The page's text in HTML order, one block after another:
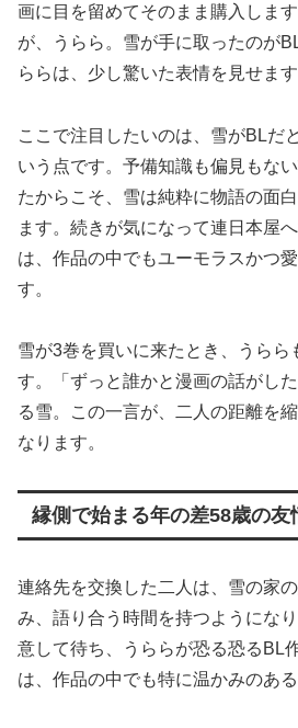
画に目を留めてそのまま購入しま
が、うらら。雪が手に取ったのが
ららは、少し驚いた表情を見せます
ここで注目したいのは、雪がBLだ
いう点です。予備知識も偏見もな
たからこそ、雪は純粋に物語の面
ます。続きが気になって連日本屋
は、作品の中でもユーモラスかつ
す。
雪が3巻を買いに来たとき、うらら
す。「ずっと誰かと漫画の話がし
る雪。この一言が、二人の距離を
なります。
縁側で始まる年の差58歳の友
連絡先を交換した二人は、雪の家
み、語り合う時間を持つようにな
意して待ち、うららが恐る恐るBL
は、作品の中でも特に温かみのあ